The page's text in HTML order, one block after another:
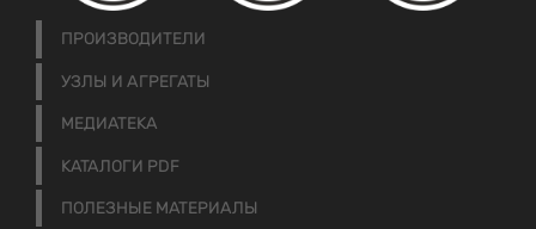
ПРОИЗВОДИТЕЛИ
УЗЛЫ И АГРЕГАТЫ
МЕДИАТЕКА
КАТАЛОГИ PDF
ПОЛЕЗНЫЕ МАТЕРИАЛЫ